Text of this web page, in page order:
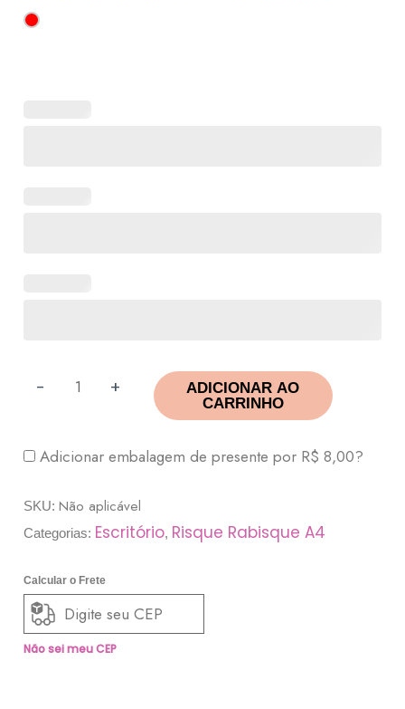
- +
ADICIONAR AO
CARRINHO
Adicionar embalagem de presente por R$ 8,00?
SKU:Não aplicável
Categorias: Escritório, Risque Rabisque A4
Calcular o Frete
Não sei meu CEP